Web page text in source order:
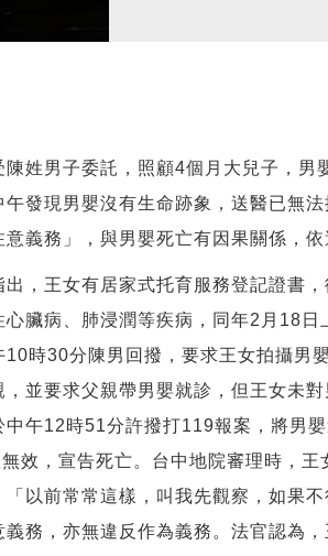
姓男子委託，照顧4個月大兒子，
發現男嬰沒有生命跡象，送醫已無
義務」，與男嬰死亡有因果關係，依
出，王女有居家式托育服務登記證書
心臟病、肺浸潤等疾病，同年2月18
10時30分陳男回撥，要求王女拍攝男
並要求父親帶男嬰就診，但王女未
午12時51分許撥打119報案，將男
效，宣告死亡。台中地院審理時，
「以前常常這樣，叫我先觀察，如果
義務，亦無違反作為義務。法官認為